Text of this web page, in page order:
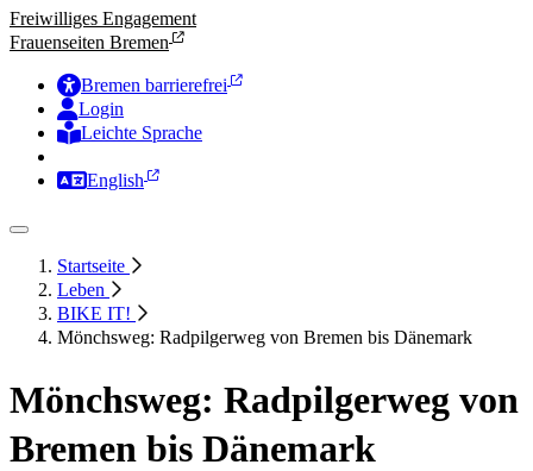
Freiwilliges Engagement
Frauenseiten Bremen
Bremen barrierefrei
Login
Leichte Sprache
English
Startseite
Leben
BIKE IT!
Mönchsweg: Radpilgerweg von Bremen bis Dänemark
Mönchsweg: Radpilgerweg von
Bremen bis Dänemark